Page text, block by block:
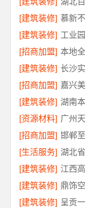
[建筑装修] 慕新
[建筑装修]
[招商加盟] 本地
[建筑装修]
[招商加盟] 嘉兴
[建筑装修] 湖南
[资源材料]
[招商加盟]
[生活服务]
[建筑装修]
[建筑装修] 鼎饰
[建筑装修]